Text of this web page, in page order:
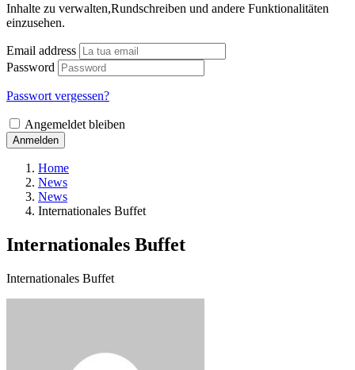
Inhalte zu verwalten,Rundschreiben und andere Funktionalitäten
einzusehen.
Email address
Password
Passwort vergessen?
Angemeldet bleiben
Anmelden
Home
News
News
Internationales Buffet
Internationales Buffet
Internationales Buffet